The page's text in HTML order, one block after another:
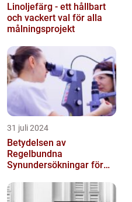
Linoljefärg - ett hållbart
och vackert val för alla
målningsprojekt
31 juli 2024
Betydelsen av
Regelbundna
Synundersökningar för